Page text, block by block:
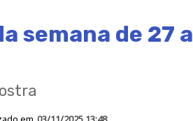
semana de 27 a